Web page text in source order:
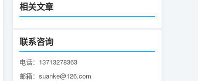
相关文章
联系咨询
电话：13713278363
邮箱：suanke@126.com